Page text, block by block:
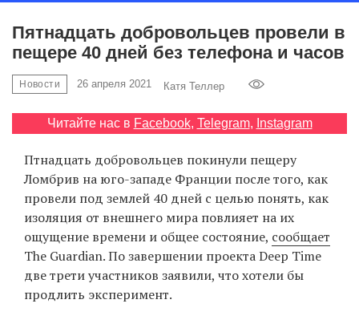
Пятнадцать добровольцев провели в
пещере 40 дней без телефона и часов
Новости 26 апреля 2021 Катя Теллер
Читайте нас в Facebook, Telegram, Instagram
Птнадцать добровольцев покинули пещеру
Ломбрив на юго-западе Франции после того, как
провели под землей 40 дней с целью понять, как
изоляция от внешнего мира повлияет на их
ощущение времени и общее состояние, сообщает
The Guardian. По завершении проекта Deep Time
две трети участников заявили, что хотели бы
продлить эксперимент.